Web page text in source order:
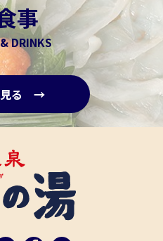
事
DRINKS
見る →